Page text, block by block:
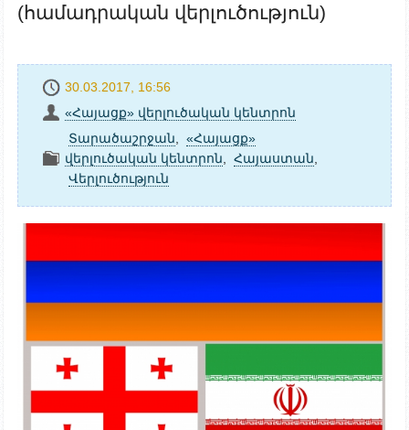
(համադրական վերլուծություն)
30.03.2017, 16:56
«Հայացք» վերլուծական կենտրոն
Տարածաշրջան
«Հայացք»
վերլուծական կենտրոն
Հայաստան
Վերլուծություն